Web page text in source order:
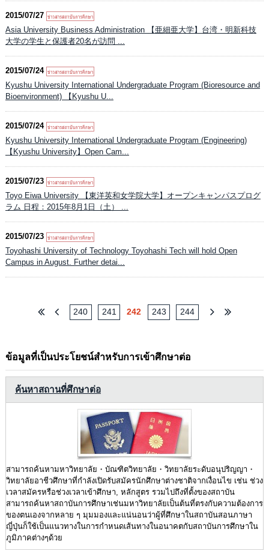
2015/07/27
Asia University Business Administration 【亜細亜大学】台湾・明新科技
大学の学生と保護者20名が訪問 ...
2015/07/24
Kyushu University International Undergraduate Program (Bioresource and
Bioenvironment) 【Kyushu U...
2015/07/24
Kyushu University International Undergraduate Program (Engineering)
【Kyushu University】Open Cam...
2015/07/23
Toyo Eiwa University 【東洋英和女学院大学】オープンキャンパスプログ
ラム 日程：2015年8月1日（土） ...
2015/07/23
Toyohashi University of Technology Toyohashi Tech will hold Open
Campus in August. Further detai...
240 241 242 243 244
ข้อมูลที่เป็นประโยชน์สำหรับการเข้าศึกษาต่อ
ค้นหาสถานที่ศึกษาต่อ
สามารถค้นหามหาวิทยาลัย・บัณฑิตวิทยาลัย・วิทยาลัยระดับอนุปริญญา・
วิทยาลัยอาชีวศึกษาที่กำลังเปิดรับสมัครนักศึกษาต่างชาติจากเงื่อนไข เช่น ช่วง
เวลาสมัครหรือช่วงเวลาเข้าศึกษา, หลักสูตร รวมไปถึงที่ตั้งของสถาบัน
สามารถค้นหาสถาบันการศึกษาเช่นมหาวิทยาลัยเป็นต้นที่ตรงกับความต้องการ
ของตนเองจากหลาย ๆ มุมมองและแน่นอนว่าผู้ที่ศึกษาในสถาบันสอนภาษา
ญี่ปุ่นก็ใช้เป็นแนวทางในการกำหนดเส้นทางในอนาคตกับสถาบันการศึกษาใน
ภูมิภาคต่างๆด้วย